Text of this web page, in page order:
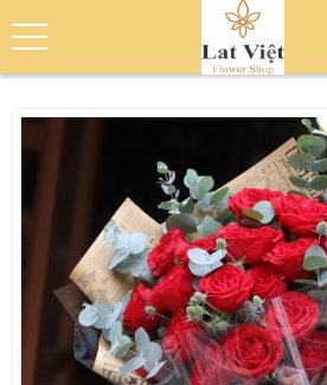
Trang chủ
Hoa Tình Yêu
Bó Hoa Hồng - Hoa Tình Yêu LV-0004